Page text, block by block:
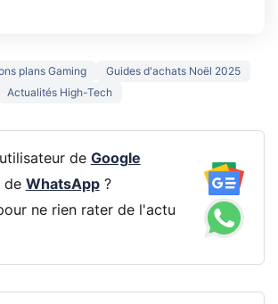
plans Gaming
Guides d'achats Noël 2025
Actualités High-Tech
de Google
WhatsApp?
ne rien rater de l'actu